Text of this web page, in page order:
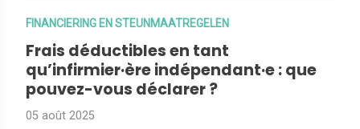
FINANCIERING EN STEUNMAATREGELEN
Frais déductibles en tant
qu’infirmier·ère indépendant·e : que
pouvez-vous déclarer ?
05 août 2025